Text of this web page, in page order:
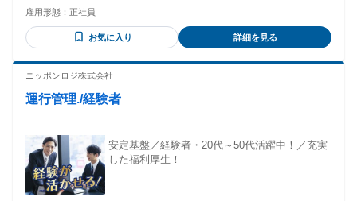
年齢、家族構成を考慮します。 〇研修期間中の給与変動はあ
度実績5.0ヵ月） ※給与下限は25歳の場合 【キャリア採用／
整備職・モデル月収】（27歳・未経験・エリア職） 約27万円
（配偶者手当、地域手当、固定残業手当、通勤手当含む） 交
通費：交通費支給 〇会社規定有（マイカー通勤は、2キロ以
上・28,400円が上限） 〇駐車料無料
したことをきっかけに、地元に貢献できる会社に興味を惹か
れキナンに出会いました。 小さい時からプラモデル作りなど
が好きで、車に興味があったこともあり整備職に挑戦。 未経
ました。休日がしっかりしているので、プライベートも充実
・人と話すのが好きな方 ・正直で誠実な方 ・人づきあいを大
社会への貢献意識がある方
雇用形態： 正社員
お気に入り 詳細を見る
ニッポンロジ株式会社
運行管理./経験者
安定基盤／経験者・20代～50代活躍中！／充実
した福利厚生！